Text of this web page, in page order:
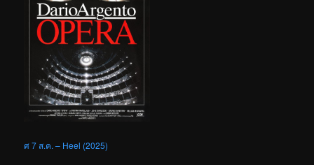
ศ 7 ส.ค. – Heel (2025)